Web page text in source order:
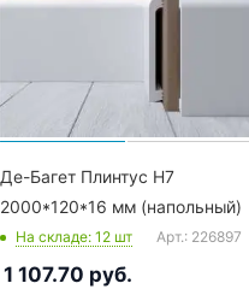
Де-Багет Плинтус Н7
2000*120*16 мм (напольный)
На складе: 12 шт Арт.: 226897
1 107.70 руб.